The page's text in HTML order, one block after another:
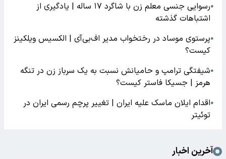
●
رسوایی جنسی معلم زن با شاگرد ۱۷ ساله | یادگیری از
اشتباهات گذشته
●پرستوی موساد در رختخواب مدیر اف‌بی‌آی | الکسیس ویلکینز
کیست؟
●شیفتگی ترامپ و حامیانش نسبت به یک سرباز زن در تنگه
هرمز | جسیکا فاستر کیست؟
●اقدام ایلان ماسک علیه ایران | تغییر پرچم رسمی ایران در
توئیتر
آخرین اخبار